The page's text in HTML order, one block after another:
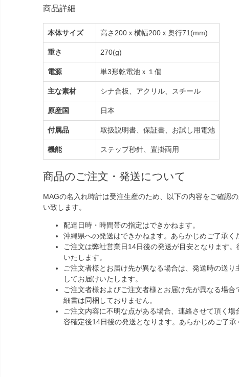
商品詳細
本体サイズ 高さ200ｘ横幅200ｘ奥行71(mm)
重さ 270(g)
電源 単3形乾電池ｘ１個
主な素材 シナ合板、アクリル、スチール
原産国 日本
付属品 取扱説明書、保証書、お試し用電池
機能 ステップ秒針、置掛両用
商品のご注文・発送について
MAGの名入れ時計は受注生産のため、以下の内容をご確認
い致します。
配達日時・時間帯の指定はできかねます。
沖縄県への発送はできかねます。あらかじめご了承く
ご注文は弊社営業日14日後の発送が目安となります
いたします。
ご注文者様とお届け先が異なる場合は、発送時の送
してお届けいたします。
ご注文者様およびご注文者様とお届け先が異なる場合
細書は同梱しておりません。
ご注文内容に不明な点がある場合、連絡させて頂く
容確定後14日後の発送となります。あらかじめご了承